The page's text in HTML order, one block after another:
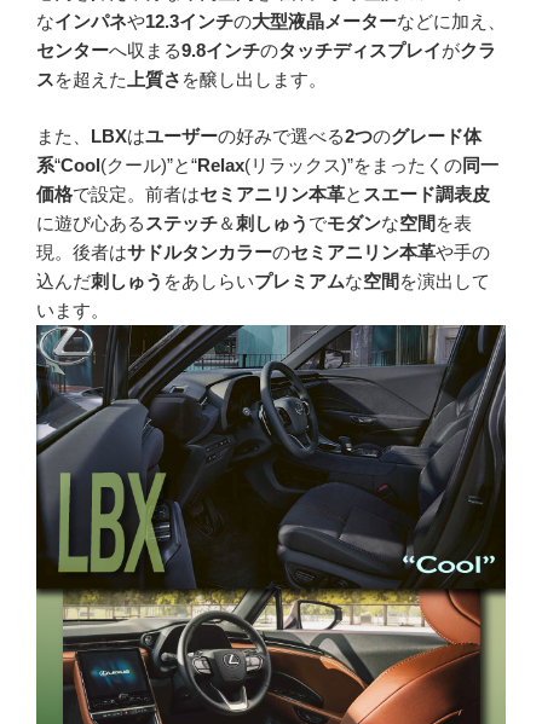
なインパネや12.3インチの大型液晶メーターなどに加え、
センターへ収まる9.8インチのタッチディスプレイがクラ
スを超えた 上質さ を醸し出します。
また、 LBXはユーザーの好みで選べる2つのグレード体
系“Cool(クール)”と“Relax(リラックス)”をまったくの同一
価格で設定。前者はセミアニリン本革と スエード調表皮
に遊び心ある ステッチ＆刺しゅう でモダンな空間 を表
現。後者はサドルタンカラーのセミアニリン本革や手の
込んだ刺しゅう をあしらいプレミアムな空間 を演出して
います。